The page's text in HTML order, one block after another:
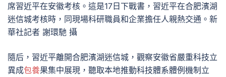
席習近平在安徽考核。這是17日下戰書，習近平在合肥濱湖
迷信城考核時，同現場科研職員和企業擔任人親熱交通。新
華社記者 謝環馳 攝
隨后，習近平離開合肥濱湖迷信城，觀察安徽省嚴重科技立
異成包養果集中展現，聽取本地推動科技體系體例機制立